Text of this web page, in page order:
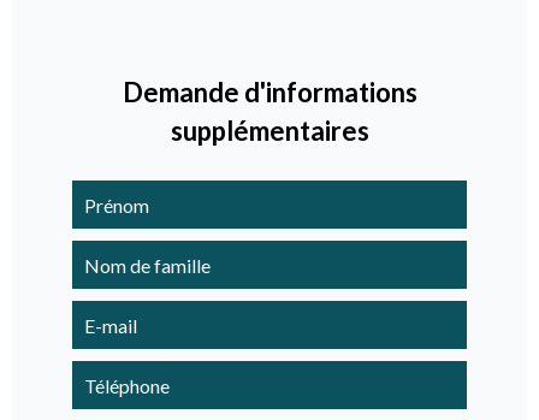
Demande d'informations
supplémentaires